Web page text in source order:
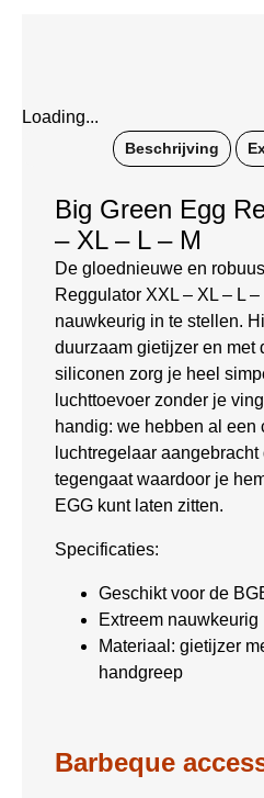
Loading...
Beschrijving
Big Green Egg
– XL – L – M
De gloednieuwe en
Reggulator XXL – XL – L
nauwkeurig in te stellen.
duurzaam gietijzer en met
siliconen zorg je heel
luchttoevoer zonder je
handig: we hebben al een
luchtregelaar
tegengaat waardoor je
EGG kunt laten zitten.
Specificaties:
Geschikt voor de
Extreem nauwkeurig
Materiaal: gietijzer
handgreep
Barbeque